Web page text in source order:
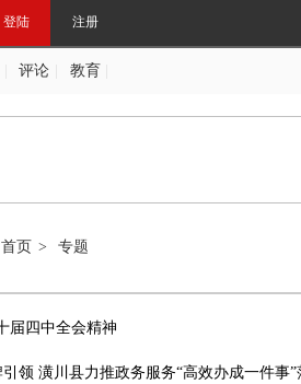
登陆 注册
评论 教育
首页 > 专题
届四中全会精神
领 潢川县力推政务服务“高效办成一件事”